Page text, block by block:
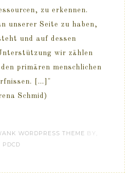
zu erkennen.
unserer Seite zu haben,
und auf dessen
wir zählen
primären menschlichen
[...]"
Schmid)
WORDPRESS THEME BY,
PDCD